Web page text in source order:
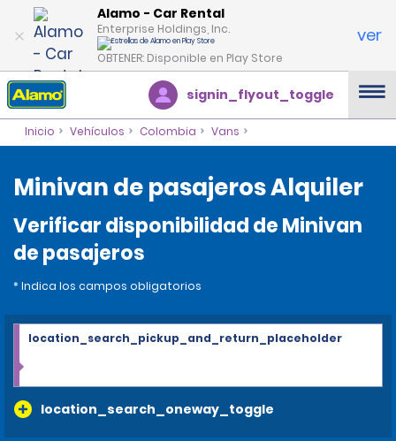
Alamo - Car Rental
Enterprise Holdings, Inc.
OBTENER: Disponible en Play Store
ver
signin_flyout_toggle
Inicio Vehículos Colombia Vans
Minivan de pasajeros Alquiler
Verificar disponibilidad de Minivan
de pasajeros
* Indica los campos obligatorios
location_search_oneway_toggle
location_search_pickup_and_return_placeholder